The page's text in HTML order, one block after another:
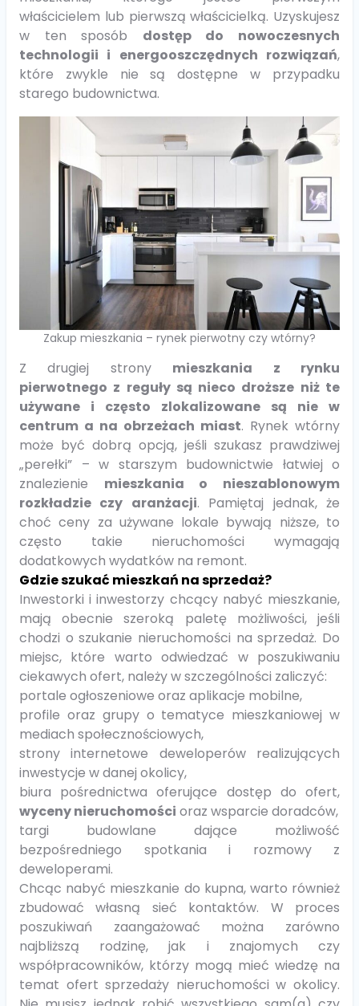
właścicielem lub pierwszą właścicielką. Uzyskujesz
w ten sposób dostęp do nowoczesnych
technologii i energooszczędnych rozwiązań,
które zwykle nie są dostępne w przypadku
starego budownictwa.
Zakup mieszkania – rynek pierwotny czy wtórny?
Z drugiej strony mieszkania z rynku
pierwotnego z reguły są nieco droższe niż te
używane i często zlokalizowane są nie w
centrum a na obrzeżach miast. Rynek wtórny
może być dobrą opcją, jeśli szukasz prawdziwej
„perełki” – w starszym budownictwie łatwiej o
znalezienie mieszkania o nieszablonowym
rozkładzie czy aranżacji. Pamiętaj jednak, że
choć ceny za używane lokale bywają niższe, to
często takie nieruchomości wymagają
dodatkowych wydatków na remont.
Gdzie szukać mieszkań na sprzedaż?
Inwestorki i inwestorzy chcący nabyć mieszkanie,
mają obecnie szeroką paletę możliwości, jeśli
chodzi o szukanie nieruchomości na sprzedaż. Do
miejsc, które warto odwiedzać w poszukiwaniu
ciekawych ofert, należy w szczególności zaliczyć:
portale ogłoszeniowe oraz aplikacje mobilne,
profile oraz grupy o tematyce mieszkaniowej w
mediach społecznościowych,
strony internetowe deweloperów realizujących
inwestycje w danej okolicy,
biura pośrednictwa oferujące dostęp do ofert,
wyceny nieruchomości oraz wsparcie doradców,
targi budowlane dające możliwość
bezpośredniego spotkania i rozmowy z
deweloperami.
Chcąc nabyć mieszkanie do kupna, warto również
zbudować własną sieć kontaktów. W proces
poszukiwań zaangażować można zarówno
najbliższą rodzinę, jak i znajomych czy
współpracowników, którzy mogą mieć wiedzę na
temat ofert sprzedaży nieruchomości w okolicy.